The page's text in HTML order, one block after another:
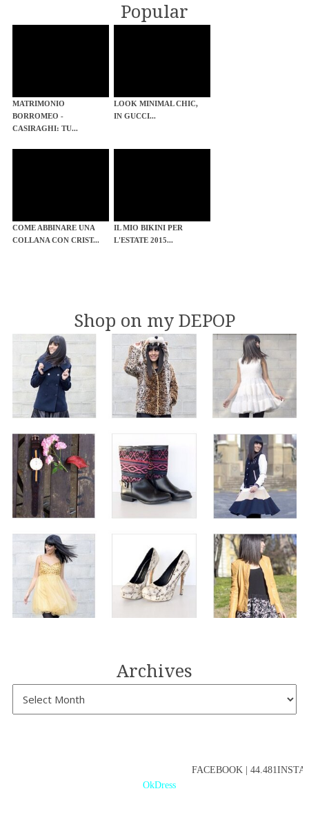
Popular
MATRIMONIO
BORROMEO -
CASIRAGHI: TU...
LOOK MINIMAL CHIC,
IN GUCCI...
COME ABBINARE UNA
COLLANA CON CRIST...
IL MIO BIKINI PER
L'ESTATE 2015...
Shop on my DEPOP
Archives
FACEBOOK |
OkDress